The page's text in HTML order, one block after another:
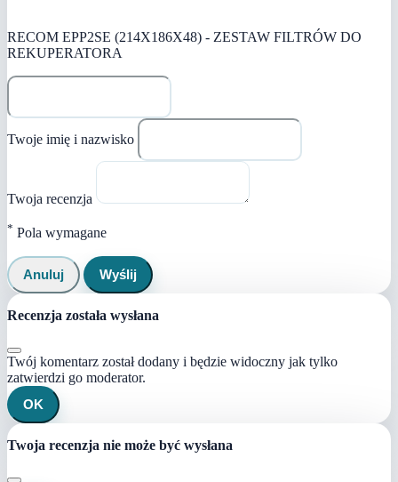
RECOM EPP2SE (214X186X48) - ZESTAW FILTRÓW DO
REKUPERATORA
Twoje imię i nazwisko
Twoja recenzja
* Pola wymagane
Anuluj Wyślij
Recenzja została wysłana
Twój komentarz został dodany i będzie widoczny jak tylko
zatwierdzi go moderator.
OK
Twoja recenzja nie może być wysłana